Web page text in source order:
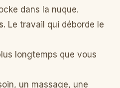
dans la nuque.
Le travail qui déborde le
longtemps que vous
un massage, une